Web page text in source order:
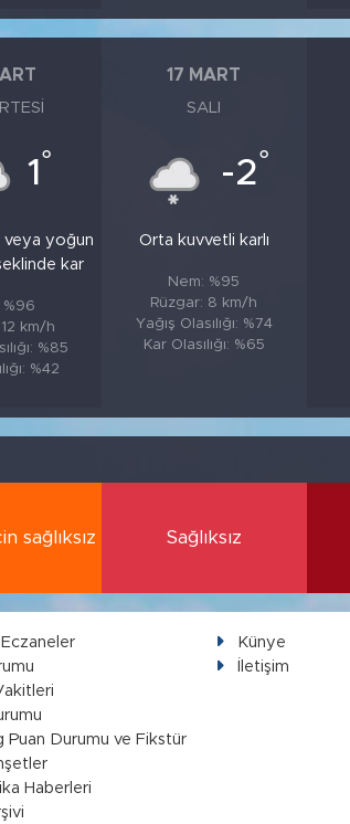
1 °
veya yoğun
kar
%96
km/h
%85
%42
17 MART
SALI
-2°
Orta kuvvetli karlı
Nem: %95
Rüzgar: 8 km/h
Yağış Olasılığı: %74
Kar Olasılığı: %65
sağlıksız Sağlıksız
Puan Durumu ve Fikstür
Haberleri
Künye
İletişim